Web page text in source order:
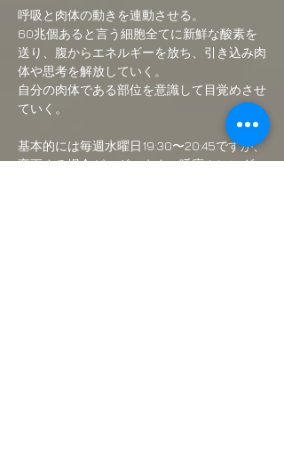
呼吸と肉体の動きを連動させる。
60兆個あると言う細胞全てに新鮮な酸素を
送り、腹からエネルギーを放ち、引き込み肉
体や思考を解放していく。
自分の肉体である部位を意識して目覚めさせ
ていく。
基本的には毎週水曜日19:30〜20:45ですが、
変更する場合がございます。呼応カレンダー